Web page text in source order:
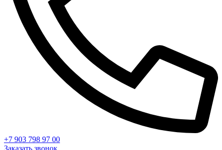
+7 903 798 97 00
Заказать звонок